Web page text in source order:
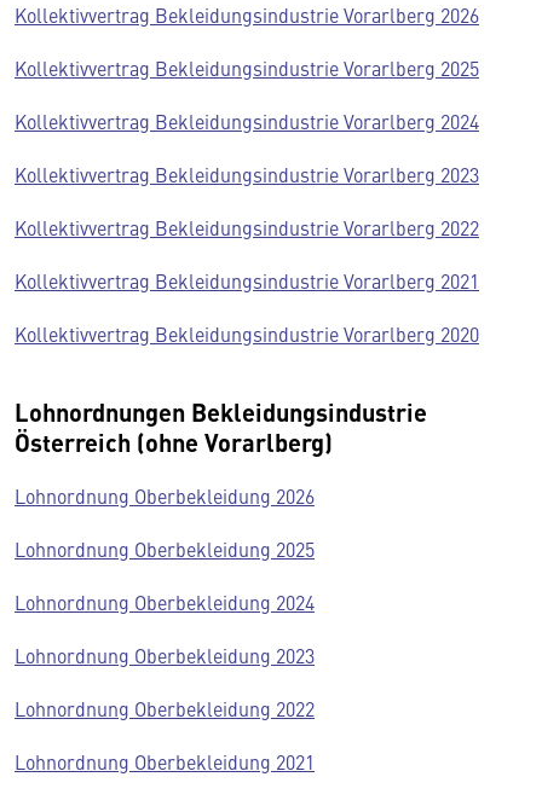
Kollektivvertrag Bekleidungsindustrie Vorarlberg 2026
Kollektivvertrag Bekleidungsindustrie Vorarlberg 2025
Kollektivvertrag Bekleidungsindustrie Vorarlberg 2024
Kollektivvertrag Bekleidungsindustrie Vorarlberg 2023
Kollektivvertrag Bekleidungsindustrie Vorarlberg 2022
Kollektivvertrag Bekleidungsindustrie Vorarlberg 2021
Kollektivvertrag Bekleidungsindustrie Vorarlberg 2020
Lohnordnungen Bekleidungsindustrie
Österreich (ohne Vorarlberg)
Lohnordnung Oberbekleidung 2026
Lohnordnung Oberbekleidung 2025
Lohnordnung Oberbekleidung 2024
Lohnordnung Oberbekleidung 2023
Lohnordnung Oberbekleidung 2022
Lohnordnung Oberbekleidung 2021